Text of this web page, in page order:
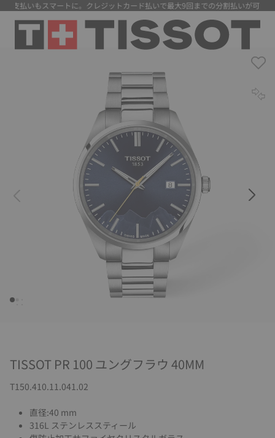
払いもスマートに。クレジットカード払いで最大9回までの分割払いが可能にな
TISSOT PR 100 ユングフラウ 40MM
T150.410.11.041.02
直径:40 mm
316L ステンレススティール